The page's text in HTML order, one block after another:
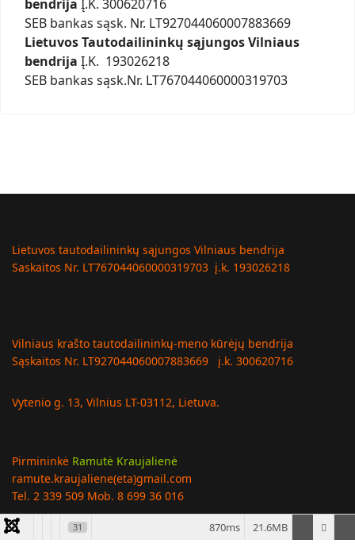
bendrija Į.K. 300620716
SEB bankas sąsk. Nr. LT927044060007883669
Lietuvos Tautodailininkų sąjungos Vilniaus
bendrija Į.K. 193026218
SEB bankas sąsk.Nr. LT767044060000319703
Lietuvos tautodailininkų sąjungos Vilniaus bendrija
Saskaitos Nr. LT767044060000319703 į.k. 193026218
Vilniaus krašto tautodailininkų-meno kūrėjų bendrija
Sąskaitos Nr. LT927044060007883669 į.k. 300620716
Vytenio g. 13, Vilnius LT-03112, Lietuva.
Pirmininkė Ramutė Kraujalienė
ramute.kraujaliene(eta)gmail.com
Tel. 2 339 509 Mob. 8 699 36 016
31 21.6MB
870ms